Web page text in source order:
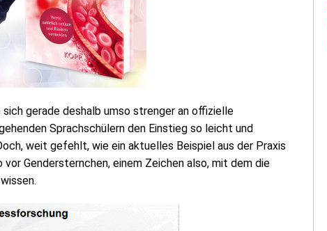
gerade deshalb umso strenger an offizielle
Sprachschülern den Einstieg so leicht und
weit gefehlt, wie ein aktuelles Beispiel aus der Praxis
vor Gendersternchen, einem Zeichen also, mit dem die